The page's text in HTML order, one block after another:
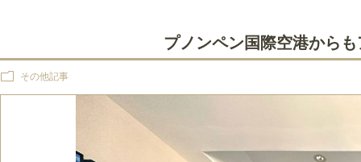
プノンペン国際空港から
その他記事